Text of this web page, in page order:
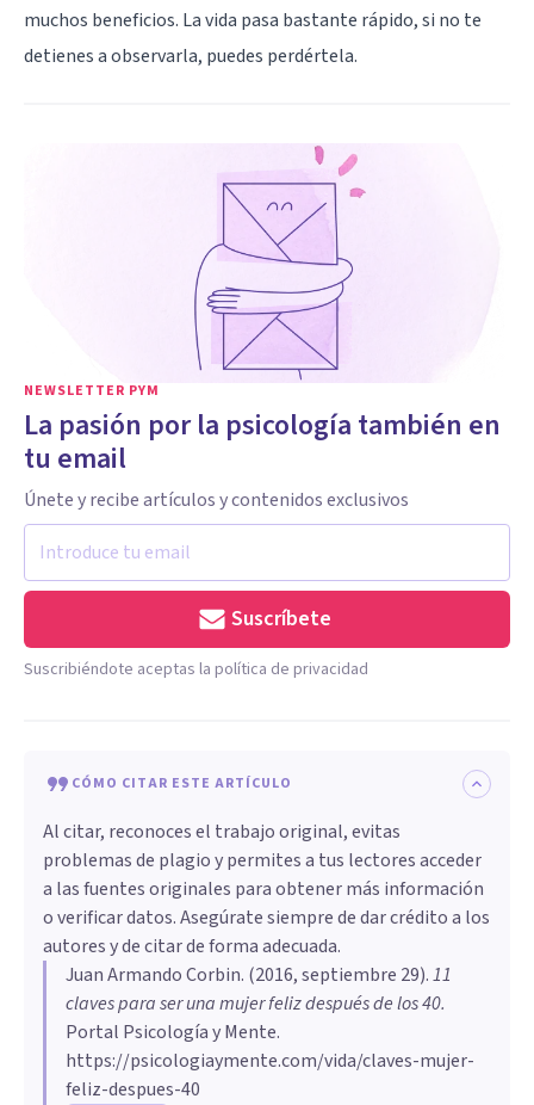
muchos beneficios. La vida pasa bastante rápido, si no te
detienes a observarla, puedes perdértela.
NEWSLETTER PYM
La pasión por la psicología también en
tu email
Únete y recibe artículos y contenidos exclusivos
Suscríbete
Suscribiéndote aceptas la política de privacidad
CÓMO CITAR ESTE ARTÍCULO
Al citar, reconoces el trabajo original, evitas
problemas de plagio y permites a tus lectores acceder
a las fuentes originales para obtener más información
o verificar datos. Asegúrate siempre de dar crédito a los
autores y de citar de forma adecuada.
Juan Armando Corbin. (2016, septiembre 29).​11
claves para ser una mujer feliz después de los 40.
Portal Psicología y Mente.
https://psicologiaymente.com/vida/claves-mujer-
feliz-despues-40